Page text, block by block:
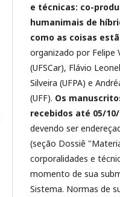
e técnicas: co-
humanimais de
como as coisas
organizado por Felipe
(UFSCar), Flávio
Silveira (UFPA) e
(UFF). Os
recebidos até 05/10/
devendo ser
(seção Dossiê
corporalidades e
momento de sua
Sistema. Normas de